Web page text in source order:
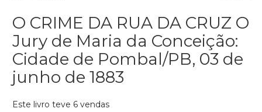
O CRIME DA RUA DA CRUZ O
Jury de Maria da Conceição:
Cidade de Pombal/PB, 03 de
junho de 1883
Este livro teve 6 vendas